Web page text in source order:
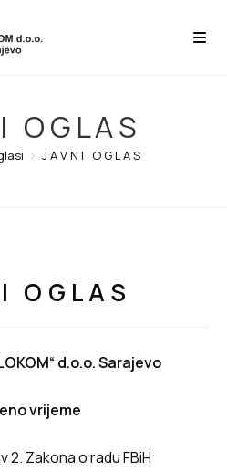
O G L A S
> J A V N I O G L A S
O G L A S
d.o.o. Sarajevo
vrijeme
2. Zakona o radu FBiH